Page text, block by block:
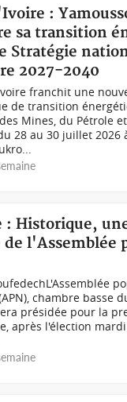
:
sa transition
Stratégie
2027-2040
franchit une
de transition
Mines, du Pétrole
28 au 30 juillet 2026
: Historique,
de l'Assemblée
chambre basse
présidée pour la
après l'élection